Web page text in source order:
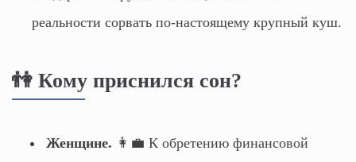
реальности сорвать по-настоящему крупный куш.
👫 Кому приснился сон?
Женщине. 👩‍💼 К обретению финансовой